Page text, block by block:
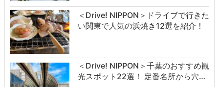
＜Drive! NIPPON＞ドライブで行きた
い関東で人気の浜焼き12選を紹介！
＜Drive! NIPPON＞千葉のおすすめ観
光スポット22選！ 定番名所から穴…